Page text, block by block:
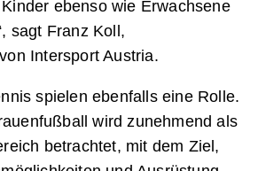
ebenso wie Erwachsene
sagt Franz Koll,
Intersport Austria.
spielen ebenfalls eine Rolle.
wird zunehmend als
betrachtet, mit dem Ziel,